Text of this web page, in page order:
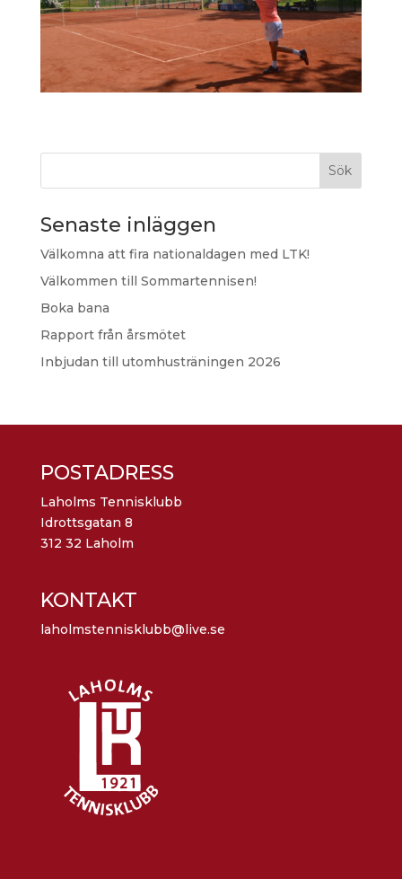
Sök
Senaste inläggen
Välkomna att fira nationaldagen med LTK!
Välkommen till Sommartennisen!
Boka bana
Rapport från årsmötet
Inbjudan till utomhusträningen 2026
POSTADRESS
Laholms Tennisklubb
Idrottsgatan 8
312 32 Laholm
KONTAKT
laholmstennisklubb@live.se